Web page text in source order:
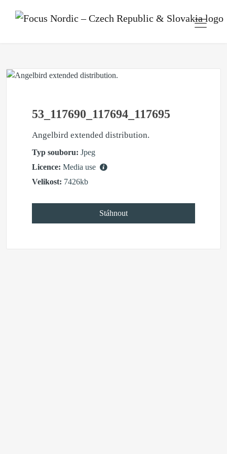
53_117690_117694_117695
Angelbird extended distribution.
Typ souboru: Jpeg
Licence: Media use
Velikost: 7426kb
Stáhnout